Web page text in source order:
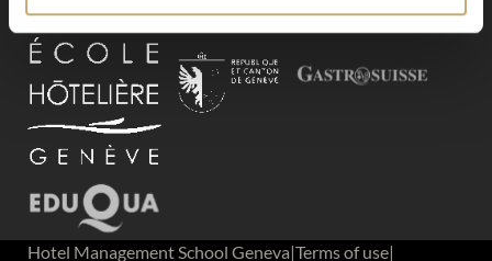
Contact
Hotel Management School Geneva|Terms of use|